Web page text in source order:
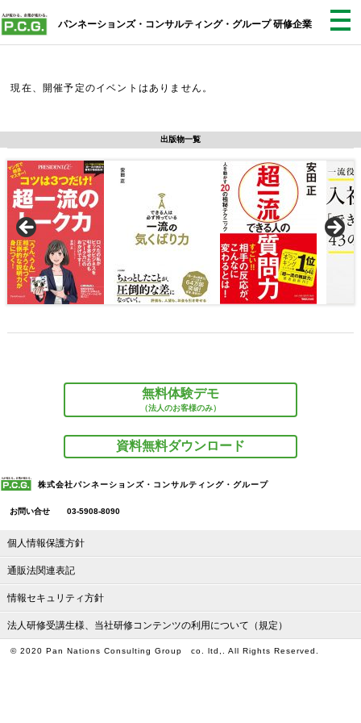
パンネーションズ・コンサルティング・グループ 研修企業
現在、開催予定のイベントはありません。
出版物一覧
株式会社パンネーションズ・コンサルティング・グループ
お問い合せ 03-5908-8090
個人情報保護方針
通販法関連表記
情報セキュリティ方針
法人研修受講生様、当社研修コンテンツの利用について（規定）
© 2020 Pan Nations Consulting Group co. ltd,. All Rights Reserved.
無料体験デモ
（法人のお客様のみ）
資料無料ダウンロード